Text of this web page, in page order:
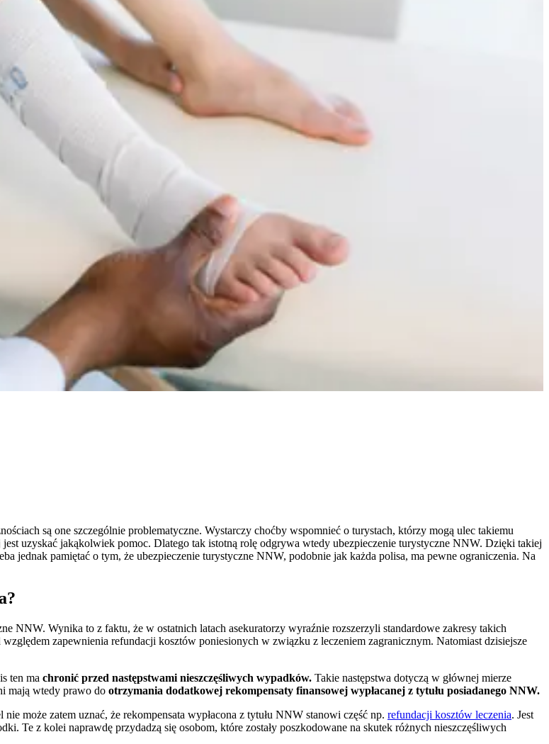
są one szczególnie problematyczne. Wystarczy choćby wspomnieć o turystach, którzy mogą ulec takiemu
uzyskać jakąkolwiek pomoc. Dlatego tak istotną rolę odgrywa wtedy ubezpieczenie turystyczne NNW. Dzięki takiej
jednak pamiętać o tym, że ubezpieczenie turystyczne NNW, podobnie jak każda polisa, ma pewne ograniczenia. Na
NNW. Wynika to z faktu, że w ostatnich latach asekuratorzy wyraźnie rozszerzyli standardowe zakresy takich
względem zapewnienia refundacji kosztów poniesionych w związku z leczeniem zagranicznym. Natomiast dzisiejsze
ten ma chronić przed następstwami nieszczęśliwych wypadków. Takie następstwa dotyczą w głównej mierze
mają wtedy prawo do otrzymania dodatkowej rekompensaty finansowej wypłacanej z tytułu posiadanego NNW.
nie może zatem uznać, że rekompensata wypłacona z tytułu NNW stanowi część np. refundacji kosztów leczenia. Jest
Te z kolei naprawdę przydadzą się osobom, które zostały poszkodowane na skutek różnych nieszczęśliwych